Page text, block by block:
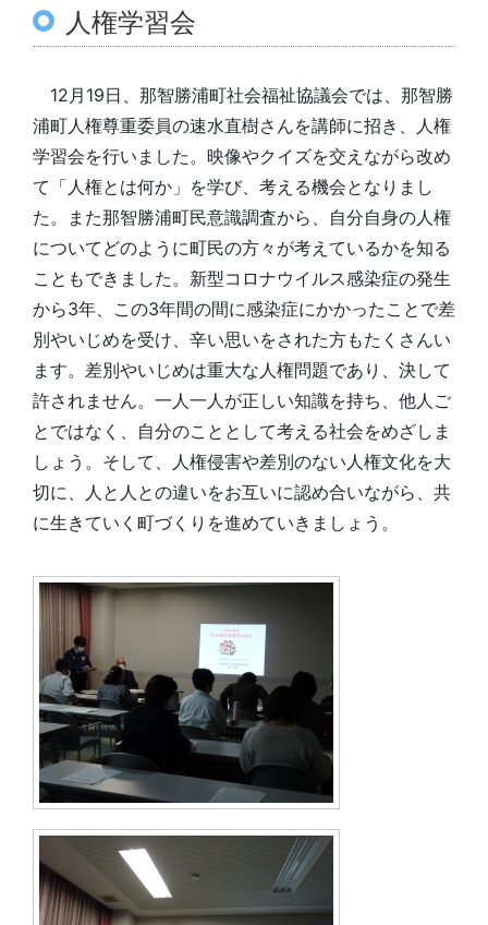
人権学習会
12月19日、那智勝浦町社会福祉協議会では、那智勝
浦町人権尊重委員の速水直樹さんを講師に招き、人権
学習会を行いました。映像やクイズを交えながら改め
て「人権とは何か」を学び、考える機会となりまし
た。また那智勝浦町民意識調査から、自分自身の人権
についてどのように町民の方々が考えているかを知る
こともできました。新型コロナウイルス感染症の発生
から3年、この3年間の間に感染症にかかったことで差
別やいじめを受け、辛い思いをされた方もたくさんい
ます。差別やいじめは重大な人権問題であり、決して
許されません。一人一人が正しい知識を持ち、他人ご
とではなく、自分のこととして考える社会をめざしま
しょう。そして、人権侵害や差別のない人権文化を大
切に、人と人との違いをお互いに認め合いながら、共
に生きていく町づくりを進めていきましょう。